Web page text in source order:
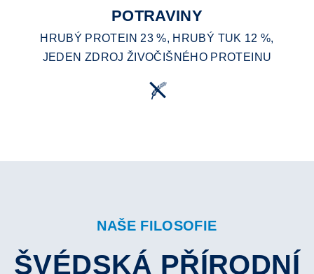
POTRAVINY
HRUBÝ PROTEIN 23 %, HRUBÝ TUK 12 %,
JEDEN ZDROJ ŽIVOČIŠNÉHO PROTEINU
NAŠE FILOSOFIE
ŠVÉDSKÁ PŘÍRODNÍ